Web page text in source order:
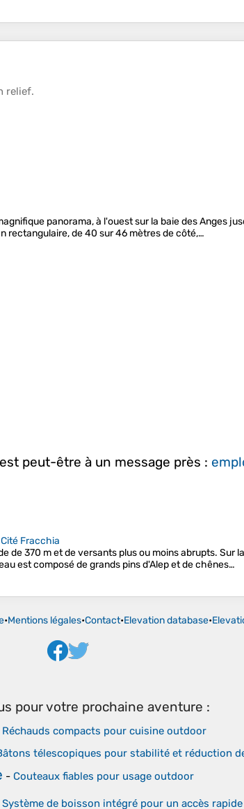
relief.
panorama, à l'ouest sur la baie des Anges
rectangulaire, de 40 sur 46 mètres de côté,…
peut-être à un message près :
Cité Fracchia
370 m et de versants plus ou moins abrupts. Sur
est composé de grands pins d'Alep et de chênes…
•Mentions légales•Contact•Elevation database•
pour votre prochaine aventure :
Réchauds compacts pour cuisine outdoor
télescopiques pour stabilité et réduction
- Couteaux fiables pour usage outdoor
Système de boisson intégré pour un accès